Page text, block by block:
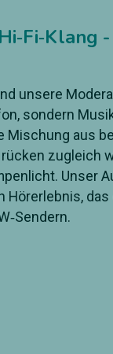
unsere
sondern
Mischung aus
zugleich
Unser